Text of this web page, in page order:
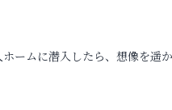
ームに潜入したら、想像を遥